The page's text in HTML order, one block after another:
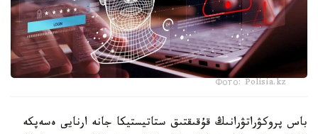
Фото: Polisia.kz
باس پروكۋراتۋرانىڭ قۇقىقتىق ستاتيستيكا جانە ارنايى ەسەپكە